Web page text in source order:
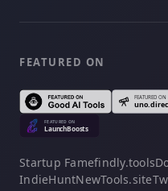
FEATURED ON
Startup Famefindly.tools
IndieHuntNewTools.site